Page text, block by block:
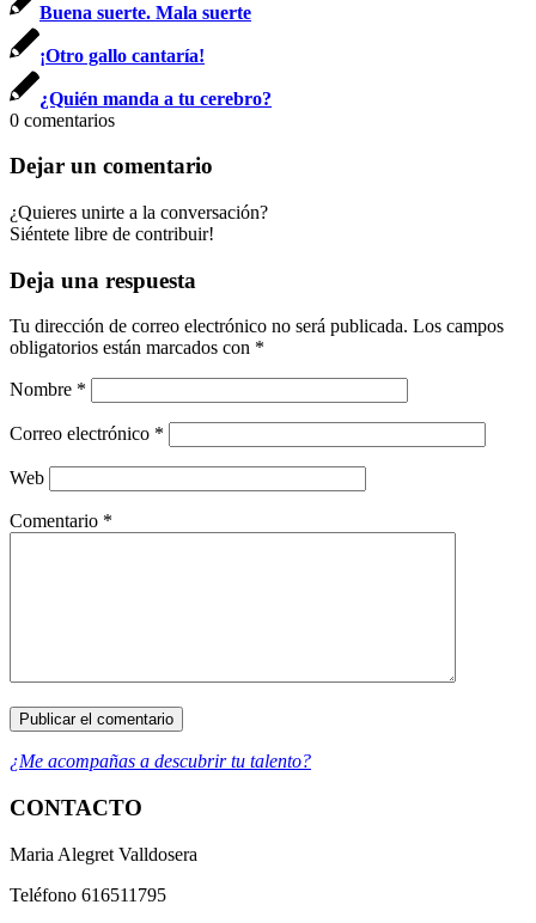
Buena suerte. Mala suerte
¡Otro gallo cantaría!
¿Quién manda a tu cerebro?
0 comentarios
Dejar un comentario
¿Quieres unirte a la conversación?
Siéntete libre de contribuir!
Deja una respuesta
Tu dirección de correo electrónico no será publicada. Los campos
obligatorios están marcados con *
Nombre *
Correo electrónico *
Web
Comentario *
¿Me acompañas a descubrir tu talento?
CONTACTO
Maria Alegret Valldosera
Teléfono 616511795